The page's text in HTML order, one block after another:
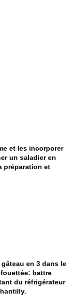
et les incorporer
un saladier en
préparation et
en 3 dans le
battre
du réfrigérateur